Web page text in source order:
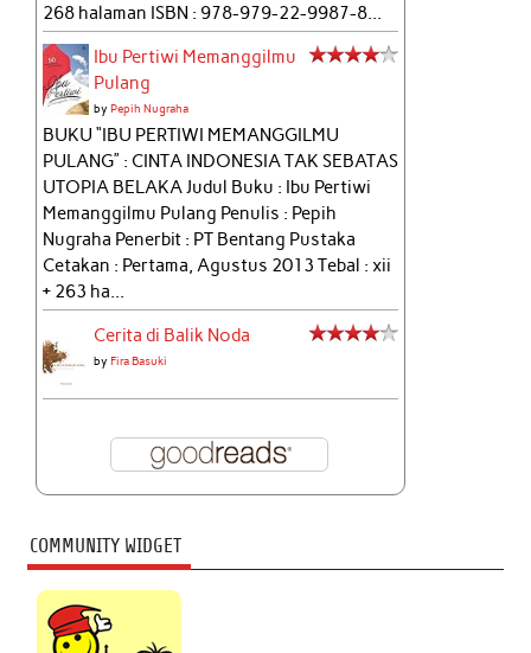
268 halaman ISBN : 978-979-22-9987-8...
Ibu Pertiwi Memanggilmu
Pulang
byPepih Nugraha
BUKU “IBU PERTIWI MEMANGGILMU
PULANG” : CINTA INDONESIA TAK SEBATAS
UTOPIA BELAKA Judul Buku : Ibu Pertiwi
Memanggilmu Pulang Penulis : Pepih
Nugraha Penerbit : PT Bentang Pustaka
Cetakan : Pertama, Agustus 2013 Tebal : xii
+ 263 ha...
Cerita di Balik Noda
byFira Basuki
COMMUNITY WIDGET